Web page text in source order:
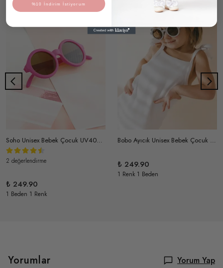
Soho Unisex Bebek Çocuk UV400 Korumalı İskandinav Güneş Gözlüğü ve Saklama Kabı 1-4 Yaş (Fuşya)
2 değerlendirme
₺ 249.90
1 Beden 1 Renk
Bobo Ayıcık Unisex Bebek Çocuk UV400 Korumalı İskandinav Güneş Gözlüğü ve Saklama Kabı 1-4 Yaş Gri
₺ 249.90
1 Renk 1 Beden
Yorumlar Yorum Yap
%10 İndirim İstiyorum